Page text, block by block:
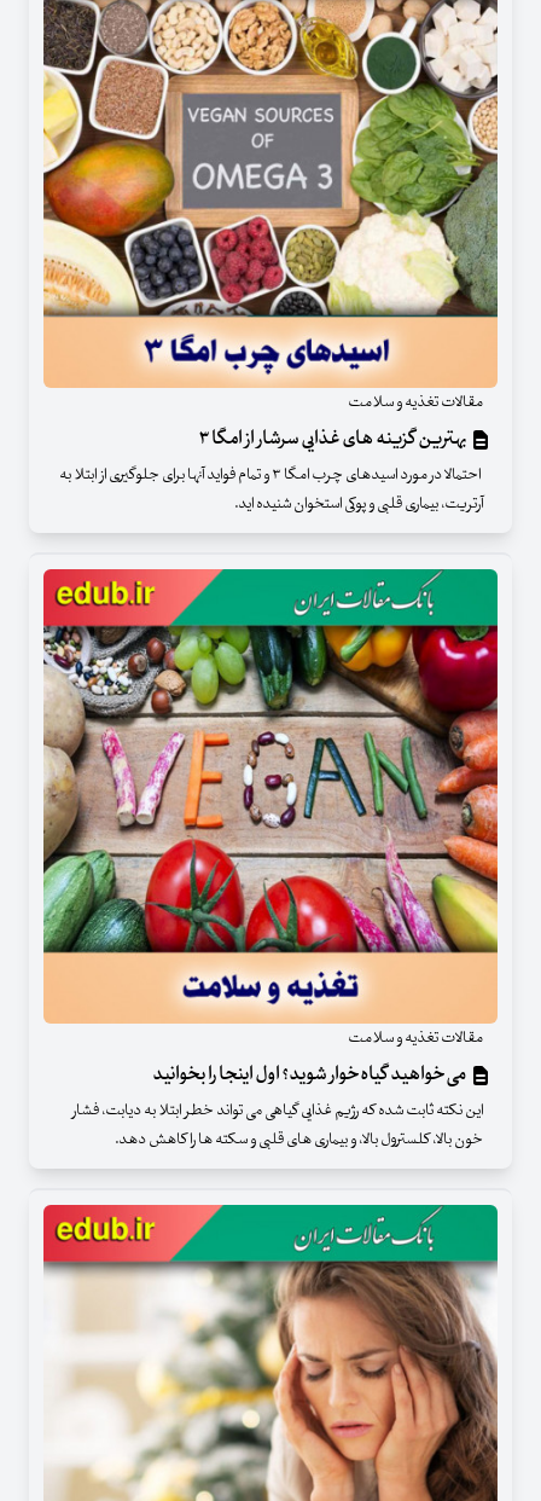
مقالات تغذیه و سلامت
بهترین گزینه های غذایی سرشار از امگا ۳
احتمالا در مورد اسیدهای چرب امگا ۳ و تمام فواید آنها برای جلوگیری از ابتلا به
آرتریت، بیماری قلبی و پوکی استخوان شنیده اید.
مقالات تغذیه و سلامت
می‌خواهید گیاه‌خوار شوید؟ اول اینجا را بخوانید
این نکته ثابت شده که رژیم غذایی گیاهی می تواند خطر ابتلا به دیابت، فشار
خون بالا، کلسترول بالا، و بیماری های قلبی و سکته ها را کاهش دهد.